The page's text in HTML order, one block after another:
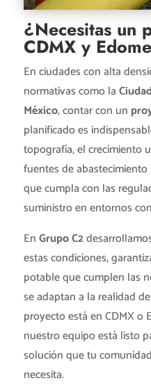
¿Necesitas un
CDMX y
En ciudades con alta
normativas como la
México, contar con un
planificado es
topografía, el crecimiento
fuentes de
que cumpla con las
suministro en entornos
EnGrupo C2
estas condiciones,
potable que cumplen las
se adaptan a la realidad
proyecto está en CDMX o
nuestro equipo está listo
solución que tu
necesita.